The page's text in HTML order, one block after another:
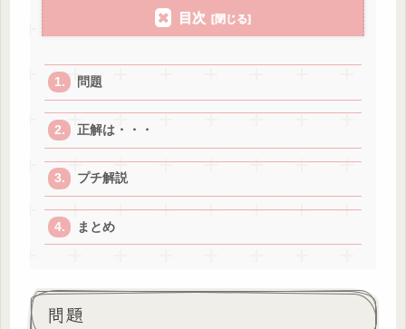
目次
問題
正解は・・・
プチ解説
まとめ
問題